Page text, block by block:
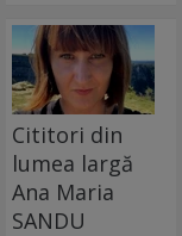
Cititori din
lumea largă
Ana Maria
SANDU